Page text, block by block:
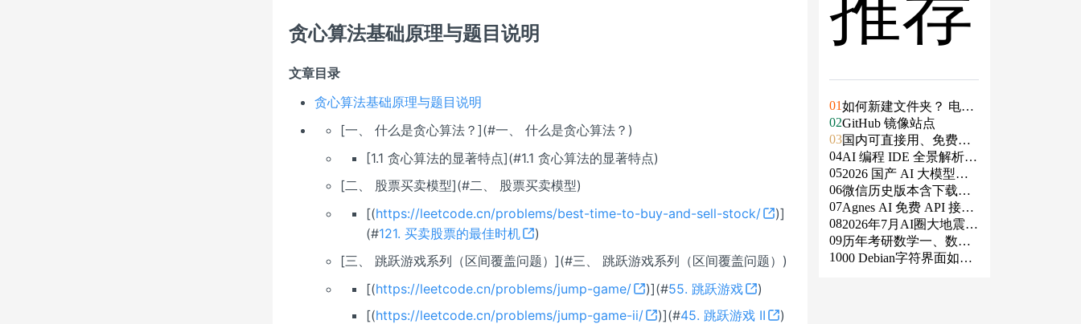
贪心算法基础原理与题目说明
文章目录
贪心算法基础原理与题目说明
[一、 什么是贪心算法？](#一、 什么是贪心算法？)
[1.1 贪心算法的显著特点](#1.1 贪心算法的显著特点)
[二、 股票买卖模型](#二、 股票买卖模型)
[(https://leetcode.cn/problems/best-time-to-buy-and-sell-stock/
)]
(#121. 买卖股票的最佳时机
)
[三、 跳跃游戏系列（区间覆盖问题）](#三、 跳跃游戏系列（区间覆盖问题）)
[(https://leetcode.cn/problems/jump-game/ )](#55. 跳跃游戏
)
[(https://leetcode.cn/problems/jump-game-ii/ )](#45. 跳跃游戏 II
)
01如何新建文件夹？ 电脑
新建文件夹的4种方法
02GitHub 镜像站点
03国内可直接用、免费额
度/永久免费的大模型AP
I清单（含 SiliconFlow、
火山、阿里、智谱、百
度、Kimi、DeepSeek、
DMXAPI 等）
04AI 编程 IDE 全景解析 2
026：Agent 全面接管开
发链路
052026 国产 AI 大模型横
评：DeepSeek、通义千
问、Kimi、文心一言、
星火、豆包谁更能打？
06微信历史版本含下载地
址（ Windows PC | 安卓
| MAC ）及设置微信不
更新
07Agnes AI 免费 API 接入
指南：文本、生图、生
视频，一套接口全免费
082026年7月AI圈大地震：
GPT-5.6被政府限制、Cl
aude入驻Slack、Anthrop
09历年考研数学一、数学
二、数学三真题试卷及
1000 Debian字符界面如何